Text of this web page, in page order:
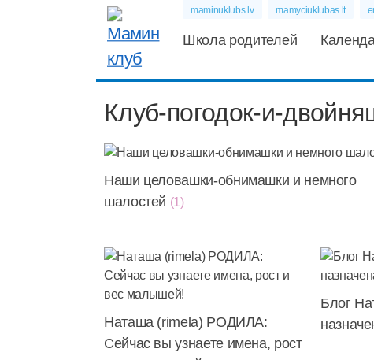
maminuklubs.lv mamyciuklubas.lt
Школа родителей
Клуб-погодок-и-
Наши целовашки-обнимашки и немного
шалостей (1)
Наташа (rimela) РОДИЛА:
Сейчас вы узнаете имена, рост
Блог